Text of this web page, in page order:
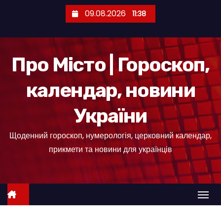
е
09.08.2026 11:38
Про Місто | Гороскоп,
календар, новини
України
Щоденний гороскоп, нумерологія, церковний календар,
прикмети та новини для українців